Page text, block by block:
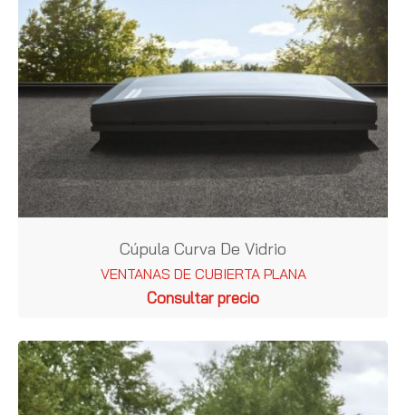
Cúpula Curva De Vidrio
VENTANAS DE CUBIERTA PLANA
Consultar precio